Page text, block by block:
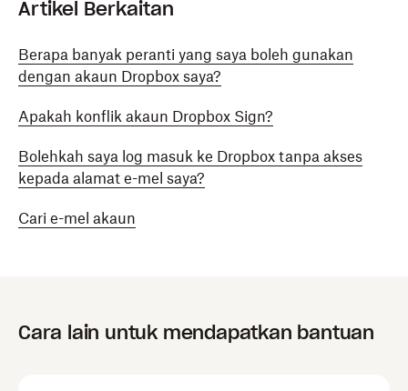
Artikel Berkaitan
Berapa banyak peranti yang saya boleh gunakan
dengan akaun Dropbox saya?
Apakah konflik akaun Dropbox Sign?
Bolehkah saya log masuk ke Dropbox tanpa akses
kepada alamat e-mel saya?
Cari e-mel akaun
Cara lain untuk mendapatkan bantuan